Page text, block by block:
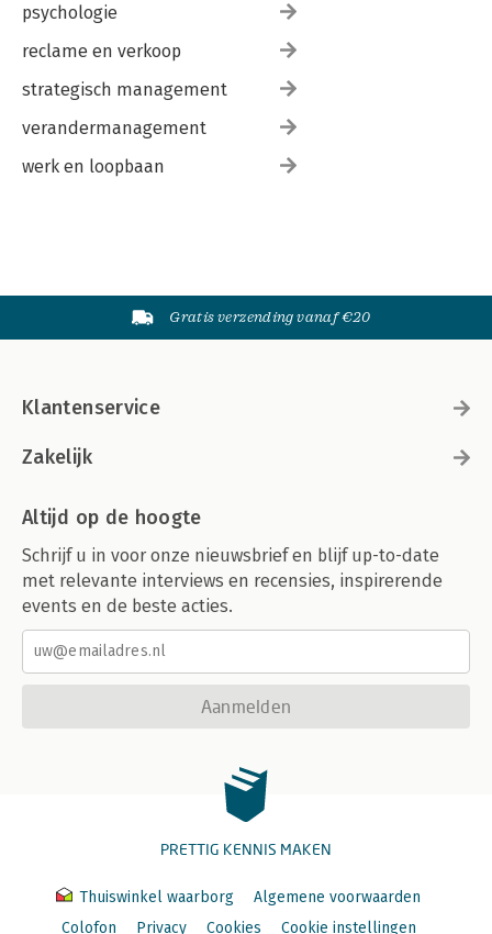
psychologie
reclame en verkoop
strategisch management
verandermanagement
werk en loopbaan
Gratis verzending vanaf €20
Klantenservice
Zakelijk
Altijd op de hoogte
Schrijf u in voor onze nieuwsbrief en blijf up-to-date
met relevante interviews en recensies, inspirerende
events en de beste acties.
Aanmelden
PRETTIG KENNIS MAKEN
Thuiswinkel waarborg
Algemene voorwaarden
Colofon
Privacy Cookies Cookie instellingen